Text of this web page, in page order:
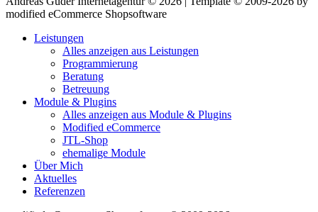
modified eCommerce Shopsoftware
Leistungen
Alles anzeigen aus Leistungen
Programmierung
Beratung
Betreuung
Module & Plugins
Alles anzeigen aus Module & Plugins
Modified eCommerce
JTL-Shop
ehemalige Module
Über Mich
Aktuelles
Referenzen